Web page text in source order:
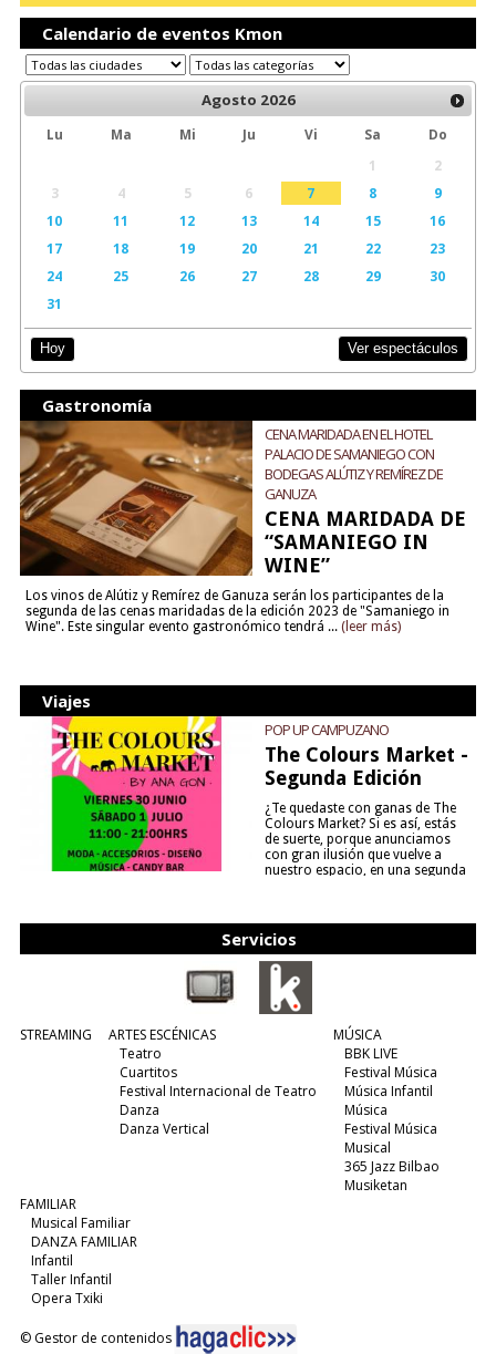
Calendario de eventos Kmon
Agosto 2026
Lu Ma Mi Ju Vi Sa
Do
1
2
3
4 5 6 7 8
9
10
11 12 13 14 15
16
17
18 19 20 21 22
23
24
25 26 27 28 29
30
31
Hoy Ver espectáculos
Gastronomía
CENA MARIDADA EN EL HOTEL
PALACIO DE SAMANIEGO CON
BODEGAS ALÚTIZ Y REMÍREZ DE
GANUZA
CENA MARIDADA DE
“SAMANIEGO IN
WINE”
Los vinos de Alútiz y Remírez de Ganuza serán los participantes de la
segunda de las cenas maridadas de la edición 2023 de "Samaniego in
Wine". Este singular evento gastronómico tendrá ... (leer más)
Viajes
POP UP CAMPUZANO
The Colours Market -
Segunda Edición
¿Te quedaste con ganas de The
Colours Market? Si es así, estás
de suerte, porque anunciamos
con gran ilusión que vuelve a
nuestro espacio, en una segunda
Servicios
STREAMING
ARTES ESCÉNICAS
Teatro
Cuartitos
Festival Internacional de Teatro
Danza
Danza Vertical
MÚSICA
BBK LIVE
Festival Música
Música Infantil
Música
Festival Música
Musical
365 Jazz Bilbao
Musiketan
FAMILIAR
Musical Familiar
DANZA FAMILIAR
Infantil
Taller Infantil
Opera Txiki
© Gestor de contenidos